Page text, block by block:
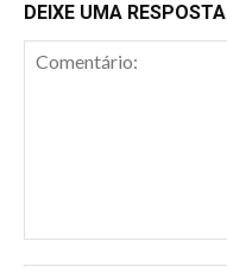
DEIXE UMA RESPOSTA